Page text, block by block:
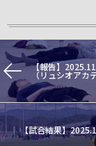
【報告】
（リュシオアカ
【試合結果】